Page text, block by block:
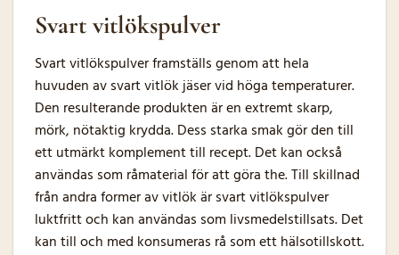
Svart vitlökspulver
Svart vitlökspulver framställs genom att hela
huvuden av svart vitlök jäser vid höga temperaturer.
Den resulterande produkten är en extremt skarp,
mörk, nötaktig krydda. Dess starka smak gör den till
ett utmärkt komplement till recept. Det kan också
användas som råmaterial för att göra the. Till skillnad
från andra former av vitlök är svart vitlökspulver
luktfritt och kan användas som livsmedelstillsats. Det
kan till och med konsumeras rå som ett hälsotillskott.